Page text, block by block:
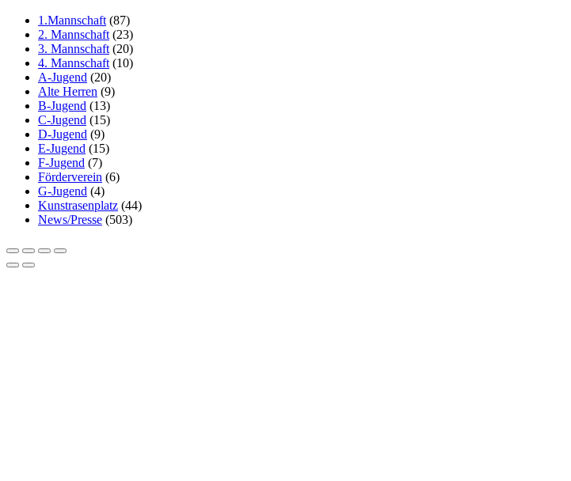
1.Mannschaft (87)
2. Mannschaft (23)
3. Mannschaft (20)
4. Mannschaft (10)
A-Jugend (20)
Alte Herren (9)
B-Jugend (13)
C-Jugend (15)
D-Jugend (9)
E-Jugend (15)
F-Jugend (7)
Förderverein (6)
G-Jugend (4)
Kunstrasenplatz (44)
News/Presse (503)